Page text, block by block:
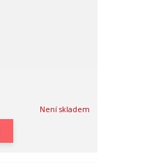
Není skladem